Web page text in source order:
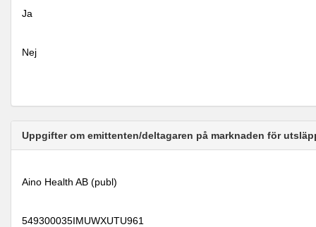
Ja
Nej
Uppgifter om emittenten/deltagaren på marknaden för
Aino Health AB (publ)
549300035IMUWXUTU961